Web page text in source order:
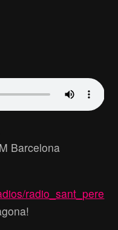
Barcelona
radio_sant_pere